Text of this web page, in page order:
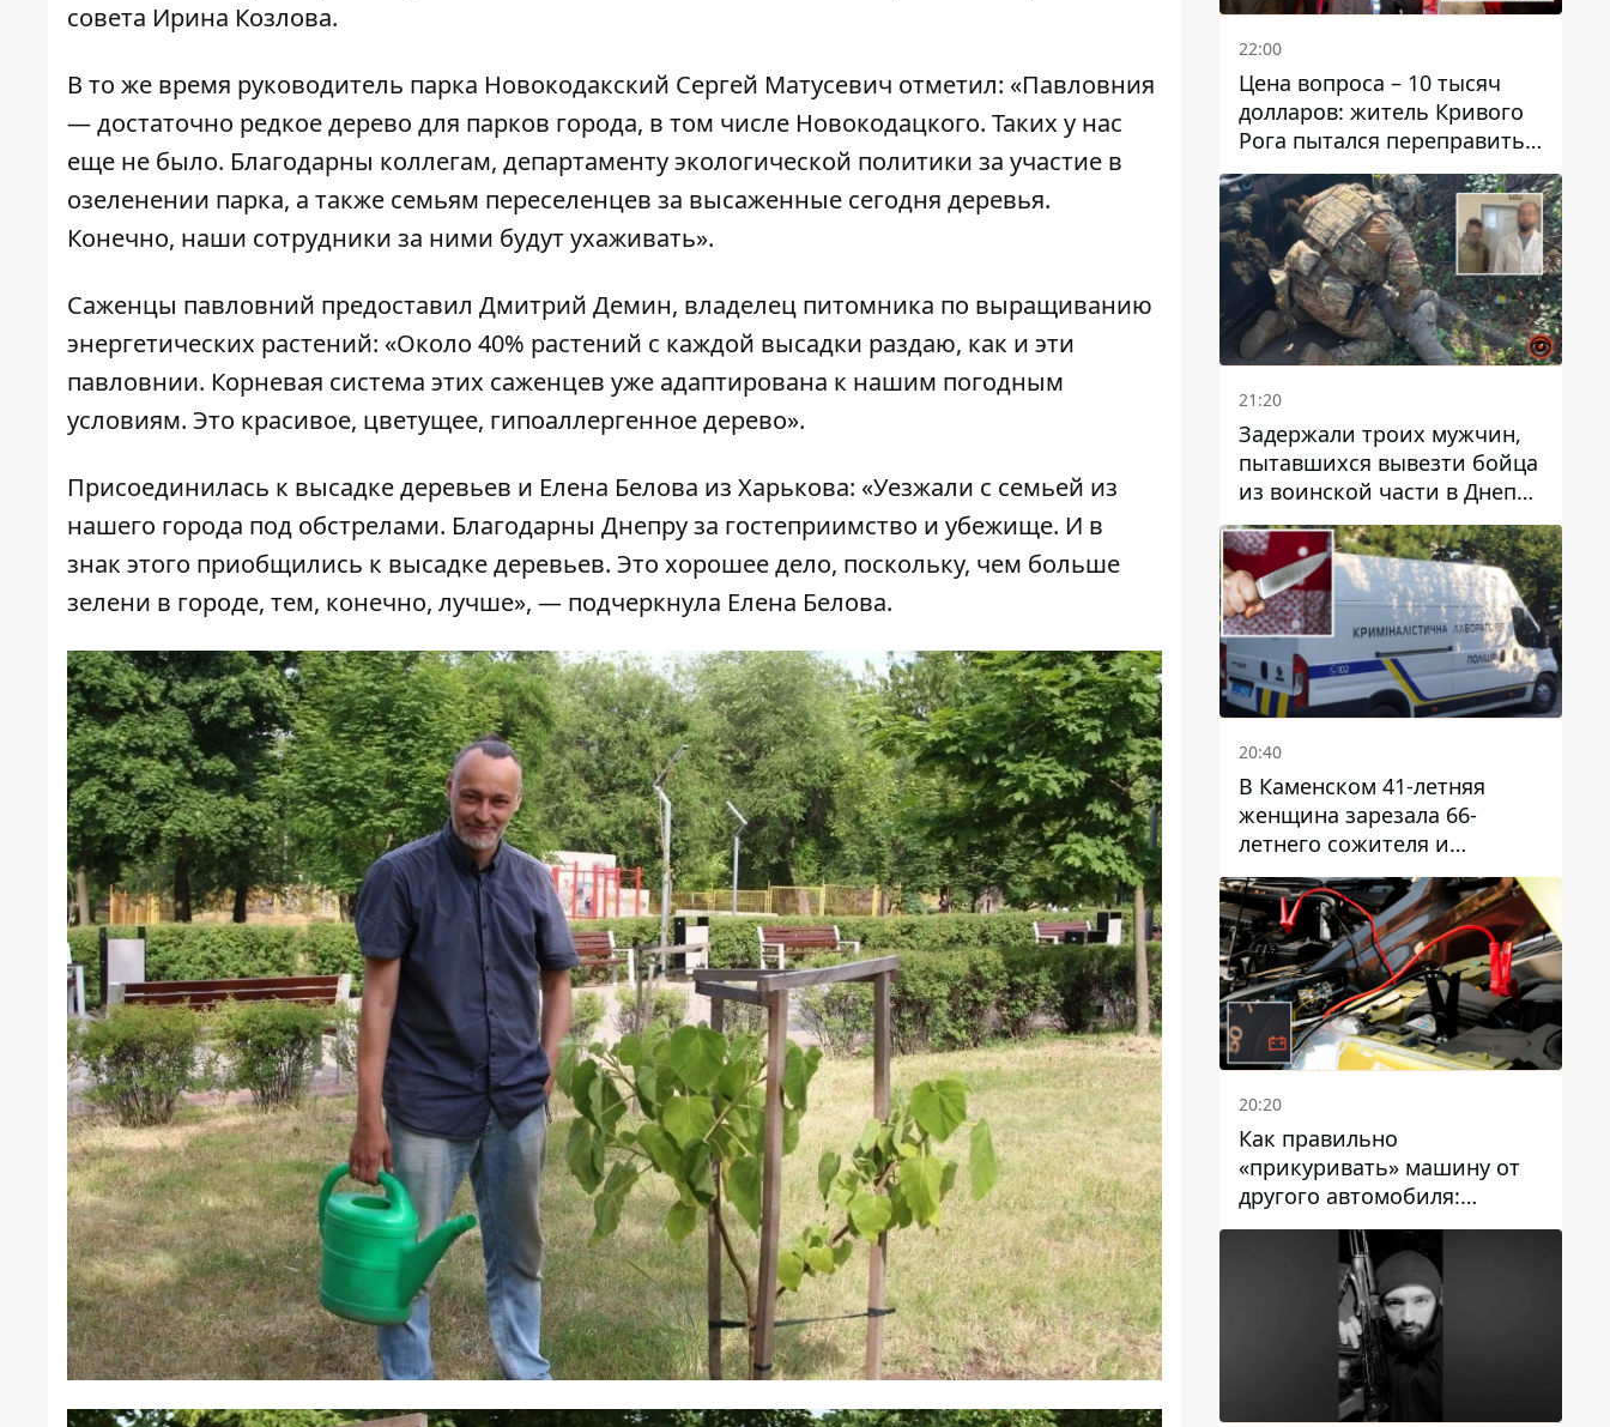
совета Ирина Козлова.
В то же время руководитель парка Новокодакский Сергей Матусевич отметил: «Павловния
— достаточно редкое дерево для парков города, в том числе Новокодацкого. Таких у нас
еще не было. Благодарны коллегам, департаменту экологической политики за участие в
озеленении парка, а также семьям переселенцев за высаженные сегодня деревья.
Конечно, наши сотрудники за ними будут ухаживать».
Саженцы павловний предоставил Дмитрий Демин, владелец питомника по выращиванию
энергетических растений: «Около 40% растений с каждой высадки раздаю, как и эти
павловнии. Корневая система этих саженцев уже адаптирована к нашим погодным
условиям. Это красивое, цветущее, гипоаллергенное дерево».
Присоединилась к высадке деревьев и Елена Белова из Харькова: «Уезжали с семьей из
нашего города под обстрелами. Благодарны Днепру за гостеприимство и убежище. И в
знак этого приобщились к высадке деревьев. Это хорошее дело, поскольку, чем больше
зелени в городе, тем, конечно, лучше», — подчеркнула Елена Белова.
22:00
Цена вопроса – 10 тысяч
долларов: житель Кривого
Рога пытался переправить
мужчину в Словакию
21:20
Задержали троих мужчин,
пытавшихся вывезти бойца
из воинской части в Днепр
за 7 тысяч долларов: среди
них был врач
20:40
В Каменском 41-летняя
женщина зарезала 66-
летнего сожителя и
пыталась обмануть
полицейских
20:20
Как правильно
«прикуривать» машину от
другого автомобиля:
инструкция для водителей